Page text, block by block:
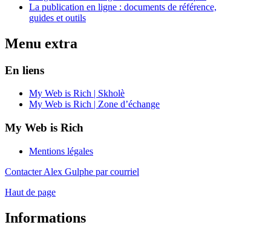
La publication en ligne : documents de référence,
guides et outils
Menu extra
En liens
My Web is Rich | Skholè
My Web is Rich | Zone d’échange
My Web is Rich
Mentions légales
Contacter Alex Gulphe par courriel
Haut de page
Informations